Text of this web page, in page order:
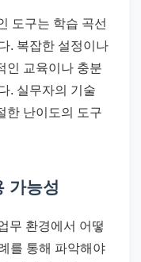
도구는 학습 곡선
. 복잡한 설정이나
인 교육이나 충분
. 실무자의 기술
한 난이도의 도구
가능성
무 환경에서 어떻
를 통해 파악해야